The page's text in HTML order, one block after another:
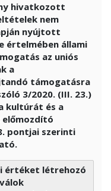
hivatkozott
nem
nyújtott
értelmében állami
az uniós
a
támogatásra
3/2020. (III. 23.)
kultúrát és a
pontjai szerinti
értéket létrehozó